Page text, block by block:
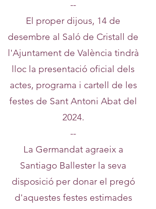
--
El proper dijous, 14 de
desembre al Saló de Cristall de
l'Ajuntament de València tindrà
lloc la presentació oficial dels
actes, programa i cartell de les
festes de Sant Antoni Abat del
2024.
--
La Germandat agraeix a
Santiago Ballester la seva
disposició per donar el pregó
d'aquestes festes estimades